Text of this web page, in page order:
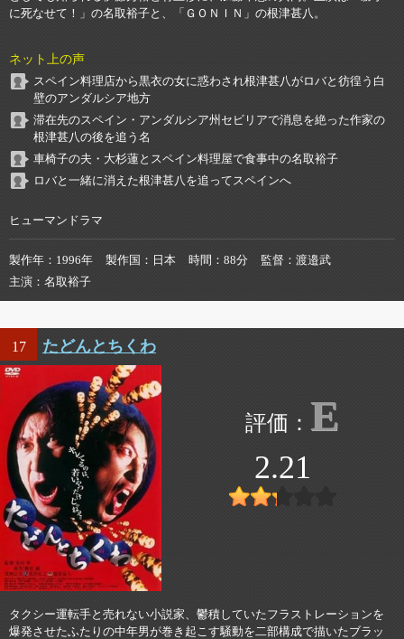
に死なせて！」の名取裕子と、「ＧＯＮＩＮ」の根津甚八。
ネット上の声
スペイン料理店から黒衣の女に惑わされ根津甚八がロバと彷徨う白
壁のアンダルシア地方
滞在先のスペイン・アンダルシア州セビリアで消息を絶った作家の
根津甚八の後を追う名
車椅子の夫・大杉蓮とスペイン料理屋で食事中の名取裕子
ロバと一緒に消えた根津甚八を追ってスペインへ
ヒューマンドラマ
製作年 1996年 製作国 日本 時間 88分 監督
渡邉武
主演
名取裕子
17 たどんとちくわ
E
2.21
タクシー運転手と売れない小説家、鬱積していたフラストレーションを
爆発させたふたりの中年男が巻き起こす騒動を二部構成で描いたブラッ